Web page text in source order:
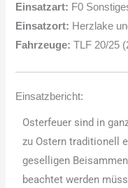
Einsatzart: F0
Einsatzort: Herzlake
Fahrzeuge: TLF 20/25
Einsatzbericht:
Osterfeuer sind in
zu Ostern traditionell
geselligen
beachtet werden